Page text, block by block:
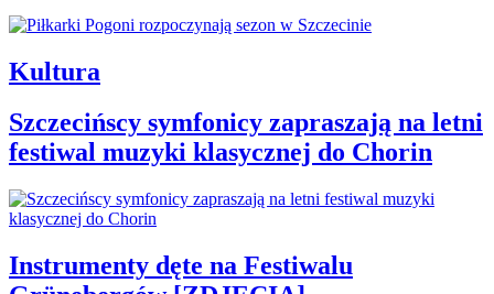
Kultura
Szczecińscy symfonicy zapraszają na letni
festiwal muzyki klasycznej do Chorin
Instrumenty dęte na Festiwalu